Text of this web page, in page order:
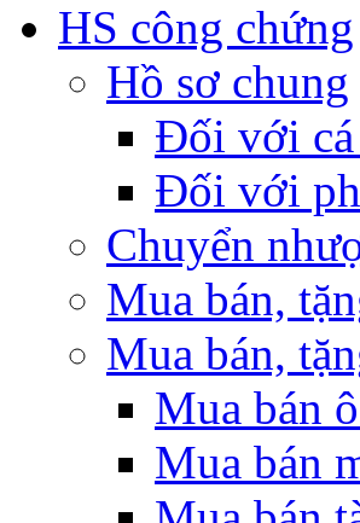
HS công chứng
Hồ sơ chung
Đối với cá
Đối với
Chuyển
Mua bán,
Mua bán,
Mua bán
Mua bán